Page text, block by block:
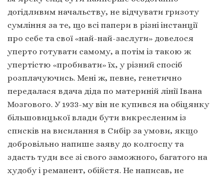
догідливим начальству, не відчувати гризоту
сумління за те, що всі папери в різні інстанції
про себе та свої «най-най-заслуги» довелося
уперто готувати самому, а потім із такою ж
упертістю «пробивати» їх, у різний спосіб
розплачуючись. Мені ж, певне, генетично
передалася вдача діда по материній лінії Івана
Мозгового. У 1933-му він не купився на обіцянку
більшовицької влади бути викресленим із
списків на висилання в Сибір за умови, якщо
добровільно напише заяву до колгоспу та
здасть туди все зі свого заможного, багатого на
худобу і реманент, обійстя. Не написав, не